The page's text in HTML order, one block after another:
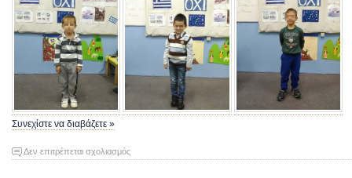
Συνεχίστε να διαβάζετε »
Δεν επιτρέπεται σχολιασμόςστο